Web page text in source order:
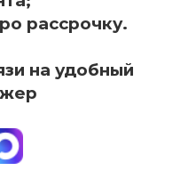
рассрочку.
на удобный